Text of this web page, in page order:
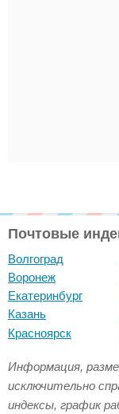
Почтовые
Волгоград
Воронеж
Екатеринбург
Казань
Красноярск
Информация,
исключительно
индексы, график